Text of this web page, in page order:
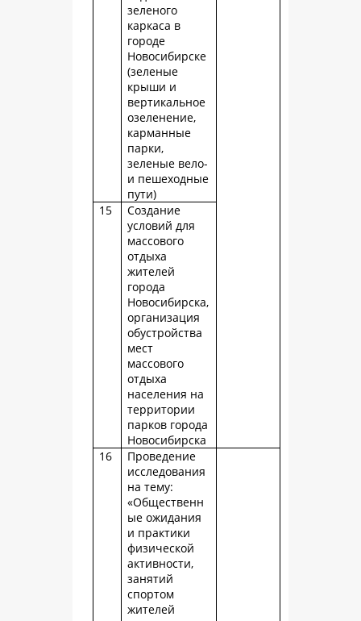
зеленого
каркаса в
городе
Новосибирске
(зеленые
крыши и
вертикальное
озеленение,
карманные
парки,
зеленые вело-
и пешеходные
пути)
15
Создание
условий для
массового
отдыха
жителей
города
Новосибирска,
организация
обустройства
мест
массового
отдыха
населения на
территории
парков города
Новосибирска
16
Проведение
исследования
на тему:
«Общественн
ые ожидания
и практики
физической
активности,
занятий
спортом
жителей